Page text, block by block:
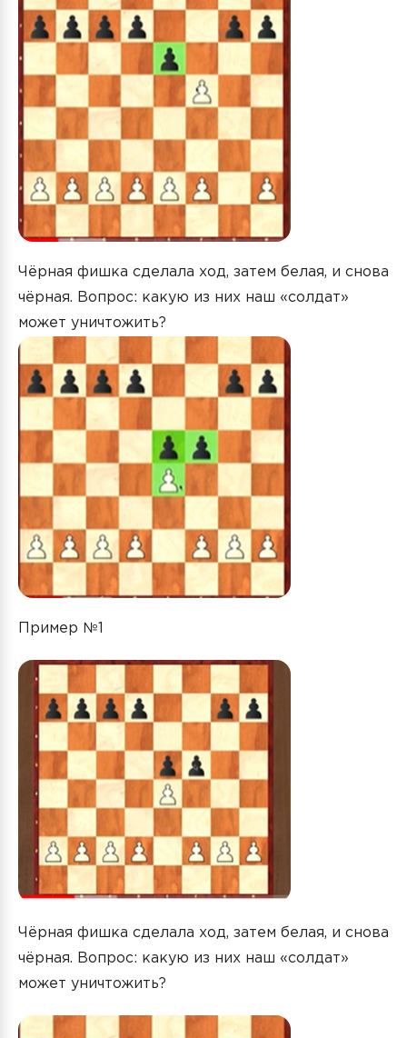
Чёрная фишка сделала ход, затем белая, и снова
чёрная. Вопрос: какую из них наш «солдат»
может уничтожить?
Пример №1
Чёрная фишка сделала ход, затем белая, и снова
чёрная. Вопрос: какую из них наш «солдат»
может уничтожить?